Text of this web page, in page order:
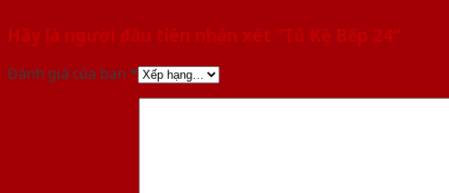
Hãy là người đầu tiên nhận xét “Tủ Kệ Bếp 24”
Đánh giá của bạn *